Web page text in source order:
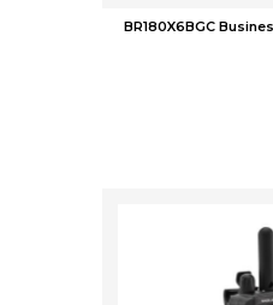
BR180X6BGC